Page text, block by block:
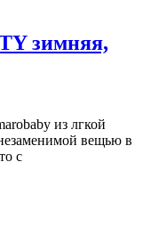
зимняя,
из лгкой
вещью в
с